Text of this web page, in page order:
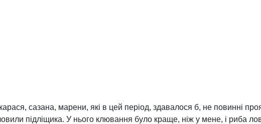
сазана, марени, які в цей період, здавалося б, не повинні
підліщика. У нього клювання було краще, ніж у мене, і риба